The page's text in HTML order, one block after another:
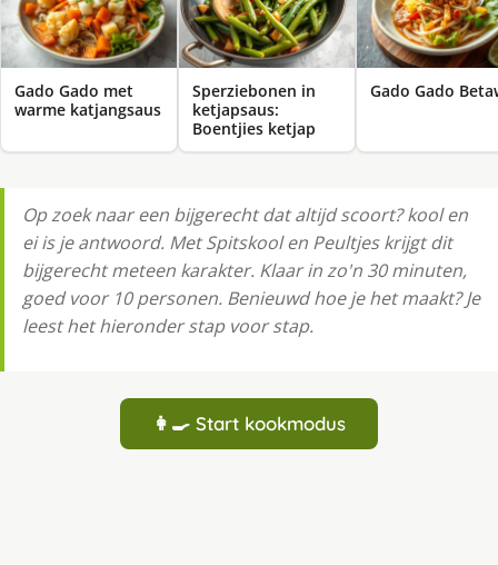
Gado Gado met
warme katjangsaus
Sperziebonen in
ketjapsaus:
Boentjies ketjap
Gado Gado
Op zoek naar een bijgerecht dat altijd scoort? kool en
ei is je antwoord. Met Spitskool en Peultjes krijgt dit
bijgerecht meteen karakter. Klaar in zo'n 30 minuten,
goed voor 10 personen. Benieuwd hoe je het maakt? Je
leest het hieronder stap voor stap.
👩‍🍳 Start kookmodus